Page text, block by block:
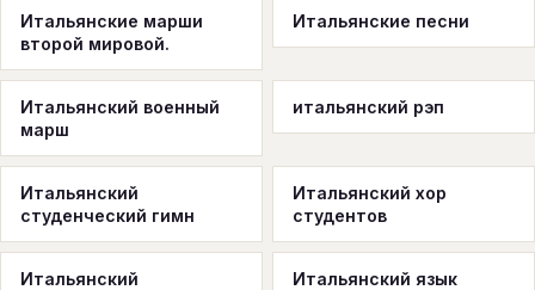
Итальянские марши
второй мировой.
Итальянские песни
Итальянский военный
марш
итальянский рэп
Итальянский
студенческий гимн
Итальянский хор
студентов
Итальянский
Итальянский язык